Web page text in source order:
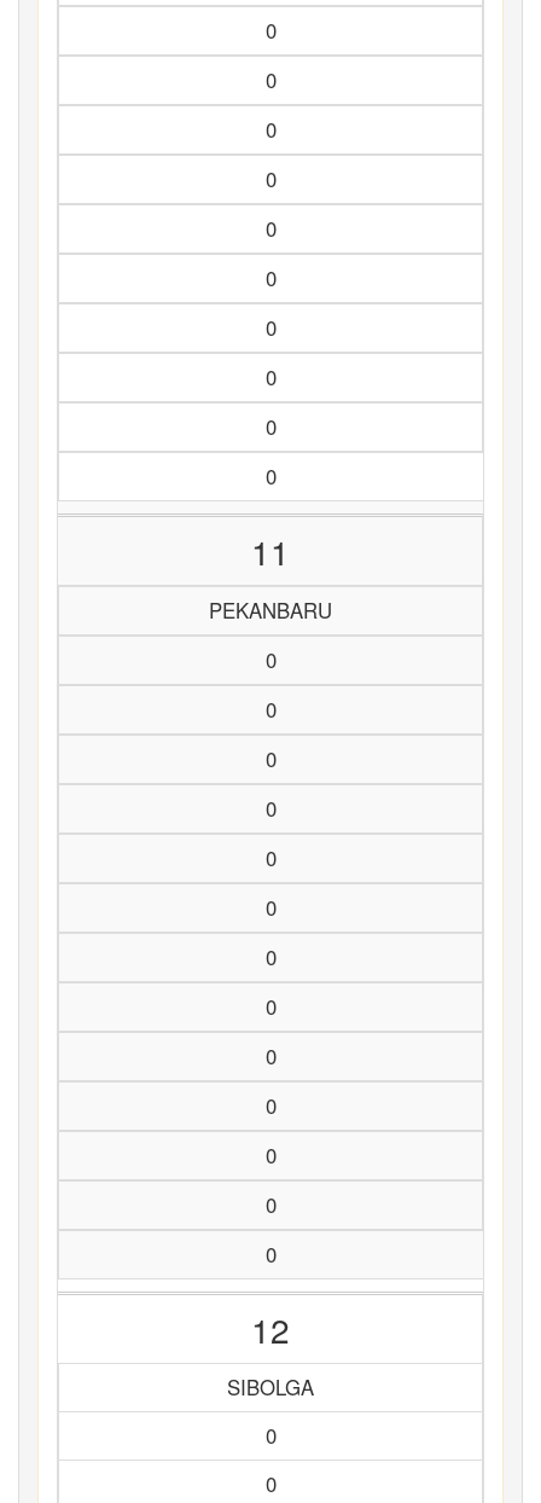
0
0
0
0
0
0
0
0
0
0
11
PEKANBARU
0
0
0
0
0
0
0
0
0
0
0
0
0
12
SIBOLGA
0
0